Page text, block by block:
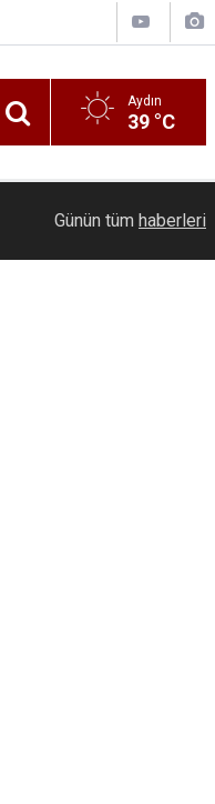
Aydın
39 °C
Efeler Belediyesi’nden
Günün tüm haberleri